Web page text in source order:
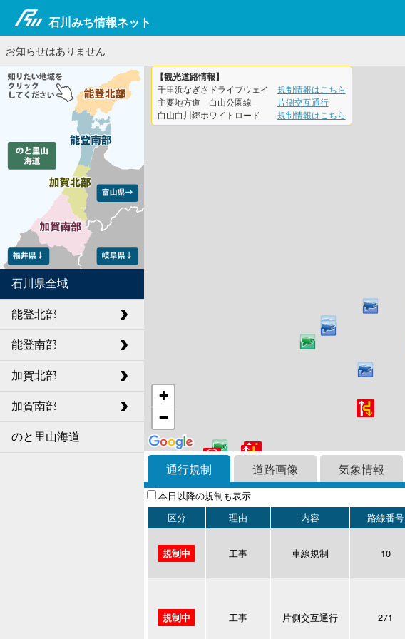
石川みち情報ネット
お知らせはありません
石川県全域
能登北部
能登南部
加賀北部
加賀南部
のと里山海道
【観光道路情報】
千里浜なぎさドライブウェイ 規制情報はこちら
主要地方道 白山公園線
片側交互通行
白山白川郷ホワイトロード 規制情報はこちら
+
−
通行規制 道路画像 気象情報
本日以降の規制も表示
区分
理由 内容 路線番号
規制中 工事 車線規制 10
規制中 工事 片側交互通行 271